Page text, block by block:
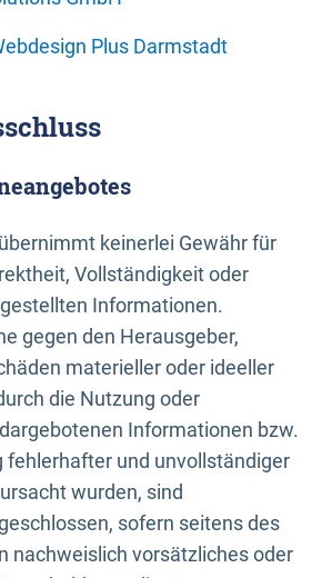
Plus Darmstadt
keinerlei Gewähr für
Vollständigkeit oder
Informationen.
gegen den Herausgeber,
materieller oder ideeller
die Nutzung oder
Informationen bzw.
fehlerhafter und unvollständiger
wurden, sind
sofern seitens des
nachweislich vorsätzliches oder